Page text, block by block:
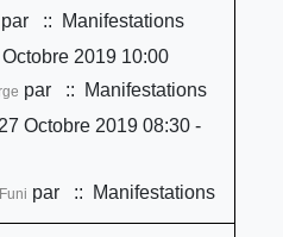
:: Manifestations
2019 10:00
par
:: Manifestations
Octobre 2019 08:30 -
par :: Manifestations